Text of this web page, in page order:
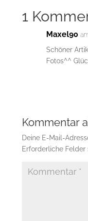
1
Maxel90
Schöner
Fotos^^
Kommentar
Deine E-Mail-
Erforderliche Felder